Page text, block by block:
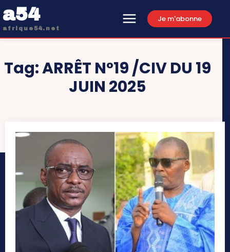
a54
afrique54.net
Je m'abonne
Tag:ARRÊT N°19 /CIV DU 19
JUIN 2025